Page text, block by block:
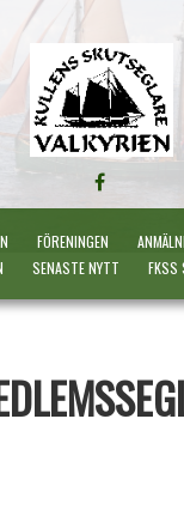
FÖLJ
OSS
PÅ
FACEBOOK
FÖRENINGEN
SENASTE NYTT FKSS